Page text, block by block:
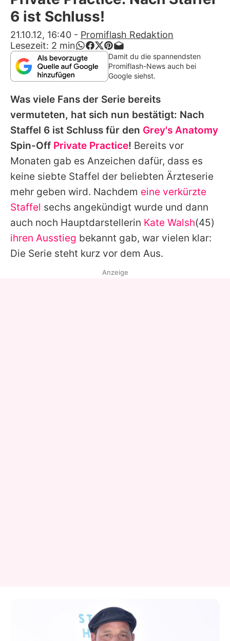
Alle Themen auf Promiflash
App runterladen
Team
Redaktionelle Richtlinien
Impressum
Datenschutzerklärung
Nutzungsbedingungen
Utiq verwalten
6 ist Schluss!
21.10.12, 16:40 - Promiflash Redaktion
Lesezeit: 2 min
Damit du die spannendsten
Promiflash-News auch bei
Google siehst.
Was viele Fans der Serie bereits
vermuteten, hat sich nun bestätigt: Nach
Staffel 6 ist Schluss für den Grey's Anatomy
Spin-Off Private Practice! Bereits vor
Monaten gab es Anzeichen dafür, dass es
keine siebte Staffel der beliebten Ärzteserie
mehr geben wird. Nachdem eine verkürzte
Staffel sechs angekündigt wurde und dann
auch noch Hauptdarstellerin Kate Walsh(45)
ihren Ausstieg bekannt gab, war vielen klar:
Die Serie steht kurz vor dem Aus.
Anzeige